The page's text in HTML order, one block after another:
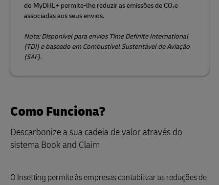
do MyDHL+ permite-lhe reduzir as emissões de CO₂e
associadas aos seus envios.
Nota: Disponível para envios Time Definite International
(TDI) e baseado em Combustível Sustentável de Aviação
(SAF).
Como Funciona?
Descarbonize a sua cadeia de valor através do
sistema Book and Claim
O Insetting permite às empresas contabilizar as reduções de